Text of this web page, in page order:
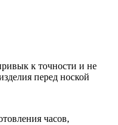
к точности и не
перед ноской
часов,